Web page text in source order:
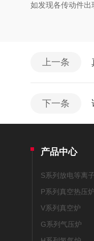
如发现各传动件出
上一条
下一条
产品中心
S系列放电等离
P系列真空热压炉
V系列真空炉
G系列气压炉